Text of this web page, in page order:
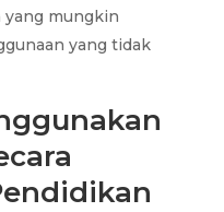
yang mungkin
yang tidak